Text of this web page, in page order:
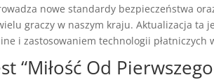
nowe standardy bezpieczeństwa
graczy w naszym kraju. Aktualizacja ta
i zastosowaniem technologii płatniczych
“Miłość Od